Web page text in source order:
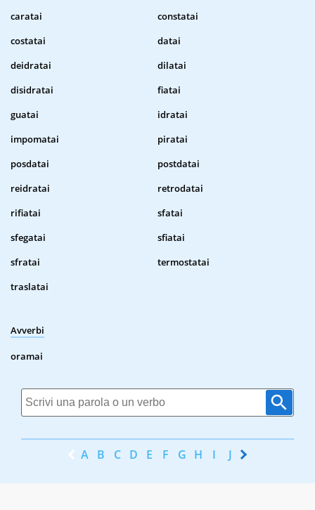
caratai
constatai
costatai
datai
deidratai
dilatai
disidratai
fiatai
guatai
idratai
impomatai
piratai
posdatai
postdatai
reidratai
retrodatai
rifiatai
sfatai
sfegatai
sfiatai
sfratai
termostatai
traslatai
Avverbi
oramai
A B C D E F G H I J K